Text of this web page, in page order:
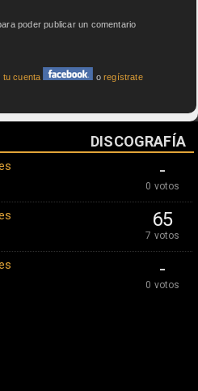
poder publicar un comentario
tu cuenta oregístrate
DISCOGRAFÍA
-
0 votos
65
7 votos
-
0 votos